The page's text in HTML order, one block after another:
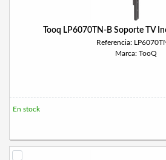
Tooq LP6070TN-B Soporte TV
Referencia:
Marca: TooQ
En stock